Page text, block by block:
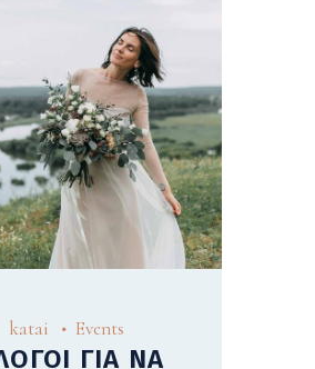
katai Events
ΓΙΑ ΝΑ